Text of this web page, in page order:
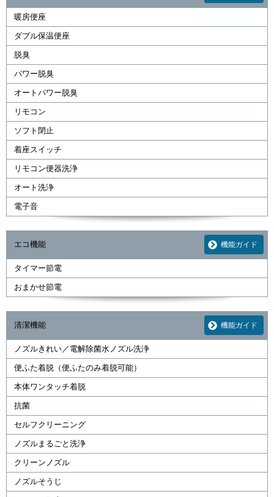
暖房便座
ダブル保温便座
脱臭
パワー脱臭
オートパワー脱臭
リモコン
ソフト閉止
着座スイッチ
リモコン便器洗浄
オート洗浄
電子音
エコ機能 機能ガイド
タイマー節電
おまかせ節電
清潔機能 機能ガイド
ノズルきれい／電解除菌水ノズル洗浄
便ふた着脱（便ふたのみ着脱可能）
本体ワンタッチ着脱
抗菌
セルフクリーニング
ノズルまるごと洗浄
クリーンノズル
ノズルそうじ